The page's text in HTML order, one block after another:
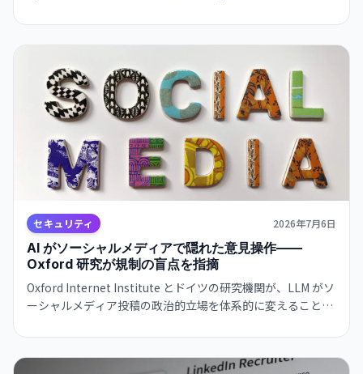
止。未成年保護と過度な依存防止が目的。グローバル AI 規
制トレンドの一角を占める。
セキュリティ 2026年7月6日
AI がソーシャルメディアで隠れた意見操作——
Oxford 研究が規制の盲点を指摘
Oxford Internet Institute とドイツの研究機関が、LLM がソ
ーシャルメディア投稿の政治的立場を体系的に変えることを
を徐々に影響。